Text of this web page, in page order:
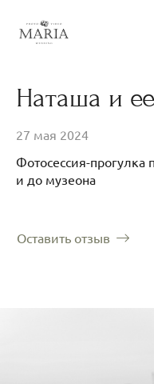
Наташа и
27 мая 2024
Фотосессия-прогулка
и до музеона
Оставить отзыв